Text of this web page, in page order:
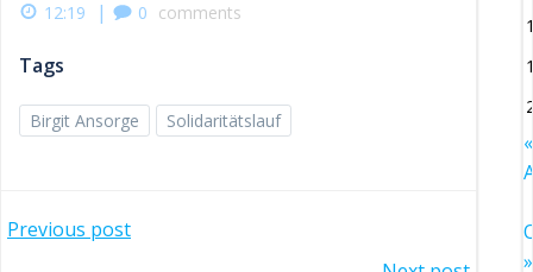
12:19 | 0 comments
Tags
Birgit Ansorge Solidaritätslauf
Post
Previous post
«
»